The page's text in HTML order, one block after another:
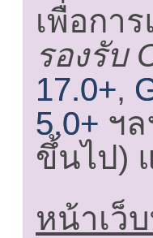
เพื่อกา
รองรับ
17.0+,
5.0+ ฯ
ขึ้นไป)
หน้าเว็